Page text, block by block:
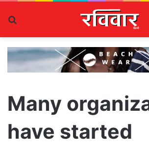
Many
have started